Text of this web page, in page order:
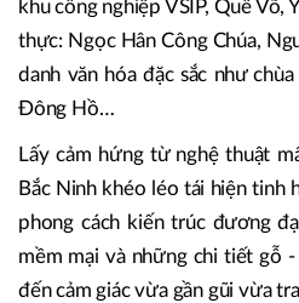
khu công nghiệp VSIP, Quế Võ,
thực: Ngọc Hân Công Chúa,
danh văn hóa đặc sắc như
Đông Hồ…
Lấy cảm hứng từ nghệ thuật
Bắc Ninh khéo léo tái hiện tinh
phong cách kiến trúc đương
mềm mại và những chi tiết gỗ
đến cảm giác vừa gần gũi vừa